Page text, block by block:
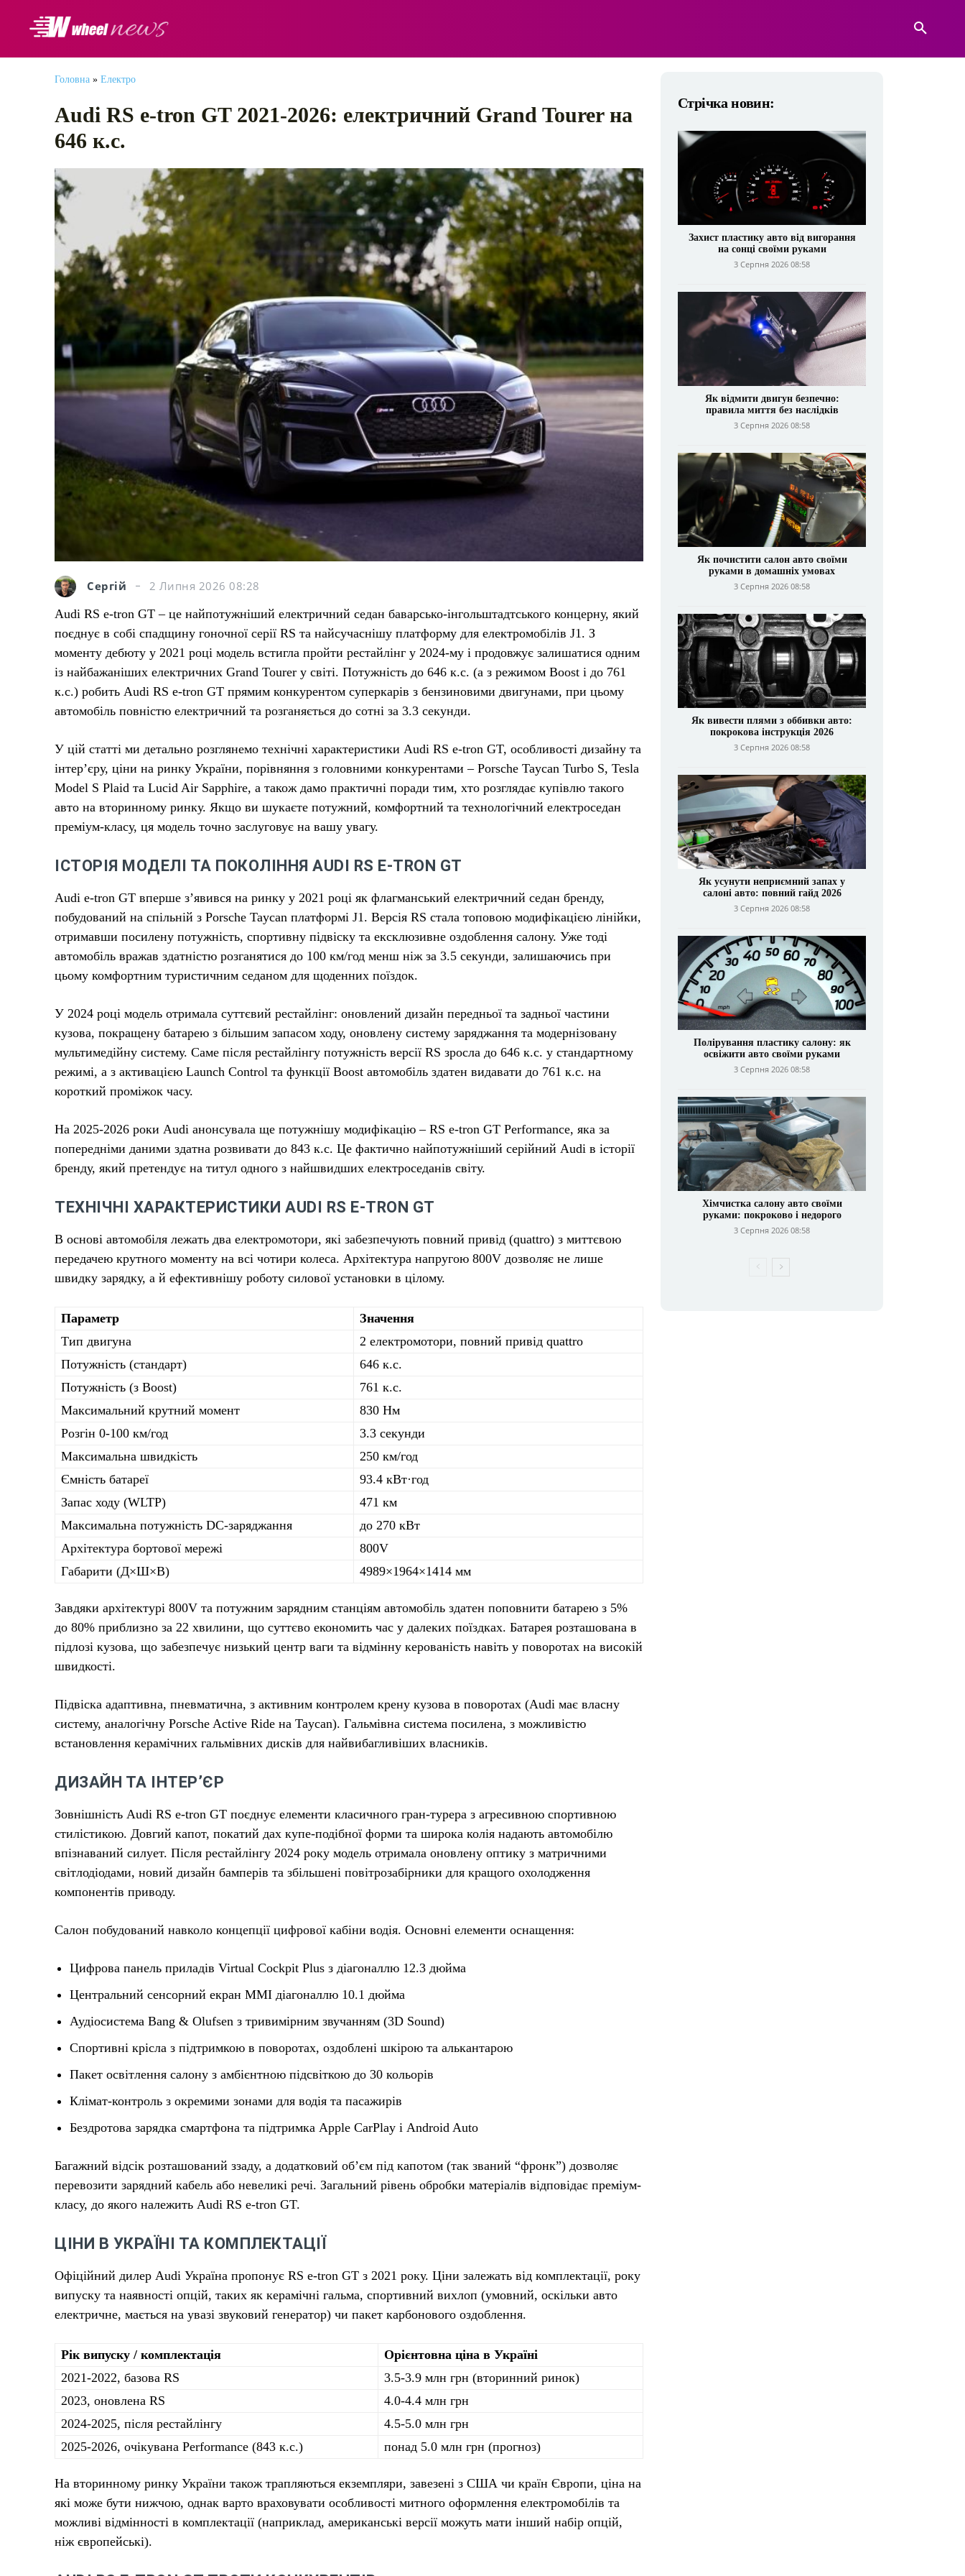
Головна » Електро
Audi RS e-tron GT 2021-2026: електричний Grand Tourer на
646 к.с.
Сергій
2 Липня 2026 08:28
Audi RS e-tron GT – це найпотужніший електричний седан баварсько-інгольштадтського концерну, який
поєднує в собі спадщину гоночної серії RS та найсучаснішу платформу для електромобілів J1. З
моменту дебюту у 2021 році модель встигла пройти рестайлінг у 2024-му і продовжує залишатися одним
із найбажаніших електричних Grand Tourer у світі. Потужність до 646 к.с. (а з режимом Boost і до 761
к.с.) робить Audi RS e-tron GT прямим конкурентом суперкарів з бензиновими двигунами, при цьому
автомобіль повністю електричний та розганяється до сотні за 3.3 секунди.
У цій статті ми детально розглянемо технічні характеристики Audi RS e-tron GT, особливості дизайну та
інтер’єру, ціни на ринку України, порівняння з головними конкурентами – Porsche Taycan Turbo S, Tesla
Model S Plaid та Lucid Air Sapphire, а також дамо практичні поради тим, хто розглядає купівлю такого
авто на вторинному ринку. Якщо ви шукаєте потужний, комфортний та технологічний електроседан
преміум-класу, ця модель точно заслуговує на вашу увагу.
ІСТОРІЯ МОДЕЛІ ТА ПОКОЛІННЯ AUDI RS E-TRON GT
Audi e-tron GT вперше з’явився на ринку у 2021 році як флагманський електричний седан бренду,
побудований на спільній з Porsche Taycan платформі J1. Версія RS стала топовою модифікацією лінійки,
отримавши посилену потужність, спортивну підвіску та ексклюзивне оздоблення салону. Уже тоді
автомобіль вражав здатністю розганятися до 100 км/год менш ніж за 3.5 секунди, залишаючись при
цьому комфортним туристичним седаном для щоденних поїздок.
У 2024 році модель отримала суттєвий рестайлінг: оновлений дизайн передньої та задньої частини
кузова, покращену батарею з більшим запасом ходу, оновлену систему заряджання та модернізовану
мультимедійну систему. Саме після рестайлінгу потужність версії RS зросла до 646 к.с. у стандартному
режимі, а з активацією Launch Control та функції Boost автомобіль здатен видавати до 761 к.с. на
короткий проміжок часу.
На 2025-2026 роки Audi анонсувала ще потужнішу модифікацію – RS e-tron GT Performance, яка за
попередніми даними здатна розвивати до 843 к.с. Це фактично найпотужніший серійний Audi в історії
бренду, який претендує на титул одного з найшвидших електроседанів світу.
ТЕХНІЧНІ ХАРАКТЕРИСТИКИ AUDI RS E-TRON GT
В основі автомобіля лежать два електромотори, які забезпечують повний привід (quattro) з миттєвою
передачею крутного моменту на всі чотири колеса. Архітектура напругою 800V дозволяє не лише
швидку зарядку, а й ефективнішу роботу силової установки в цілому.
Параметр
Значення
Тип двигуна
2 електромотори, повний привід quattro
Потужність (стандарт)
646 к.с.
Потужність (з Boost)
761 к.с.
Максимальний крутний момент
830 Нм
Розгін 0-100 км/год
3.3 секунди
Максимальна швидкість
250 км/год
Ємність батареї
93.4 кВт·год
Запас ходу (WLTP)
471 км
Максимальна потужність DC-заряджання
до 270 кВт
Архітектура бортової мережі
800V
Габарити (Д×Ш×В)
4989×1964×1414 мм
Завдяки архітектурі 800V та потужним зарядним станціям автомобіль здатен поповнити батарею з 5%
до 80% приблизно за 22 хвилини, що суттєво економить час у далеких поїздках. Батарея розташована в
підлозі кузова, що забезпечує низький центр ваги та відмінну керованість навіть у поворотах на високій
швидкості.
Підвіска адаптивна, пневматична, з активним контролем крену кузова в поворотах (Audi має власну
систему, аналогічну Porsche Active Ride на Taycan). Гальмівна система посилена, з можливістю
встановлення керамічних гальмівних дисків для найвибагливіших власників.
ДИЗАЙН ТА ІНТЕР’ЄР
Зовнішність Audi RS e-tron GT поєднує елементи класичного гран-турера з агресивною спортивною
стилістикою. Довгий капот, покатий дах купе-подібної форми та широка колія надають автомобілю
впізнаваний силует. Після рестайлінгу 2024 року модель отримала оновлену оптику з матричними
світлодіодами, новий дизайн бамперів та збільшені повітрозабірники для кращого охолодження
компонентів приводу.
Салон побудований навколо концепції цифрової кабіни водія. Основні елементи оснащення:
Цифрова панель приладів Virtual Cockpit Plus з діагоналлю 12.3 дюйма
Центральний сенсорний екран MMI діагоналлю 10.1 дюйма
Аудіосистема Bang & Olufsen з тривимірним звучанням (3D Sound)
Спортивні крісла з підтримкою в поворотах, оздоблені шкірою та алькантарою
Пакет освітлення салону з амбієнтною підсвіткою до 30 кольорів
Клімат-контроль з окремими зонами для водія та пасажирів
Бездротова зарядка смартфона та підтримка Apple CarPlay і Android Auto
Багажний відсік розташований ззаду, а додатковий об’єм під капотом (так званий “фронк”) дозволяє
перевозити зарядний кабель або невеликі речі. Загальний рівень обробки матеріалів відповідає преміум-
класу, до якого належить Audi RS e-tron GT.
ЦІНИ В УКРАЇНІ ТА КОМПЛЕКТАЦІЇ
Офіційний дилер Audi Україна пропонує RS e-tron GT з 2021 року. Ціни залежать від комплектації, року
випуску та наявності опцій, таких як керамічні гальма, спортивний вихлоп (умовний, оскільки авто
електричне, мається на увазі звуковий генератор) чи пакет карбонового оздоблення.
Рік випуску / комплектація
Орієнтовна ціна в Україні
2021-2022, базова RS
3.5-3.9 млн грн (вторинний ринок)
2023, оновлена RS
4.0-4.4 млн грн
2024-2025, після рестайлінгу
4.5-5.0 млн грн
2025-2026, очікувана Performance (843 к.с.)
понад 5.0 млн грн (прогноз)
На вторинному ринку України також трапляються екземпляри, завезені з США чи країн Європи, ціна на
які може бути нижчою, однак варто враховувати особливості митного оформлення електромобілів та
можливі відмінності в комплектації (наприклад, американські версії можуть мати інший набір опцій,
ніж європейські).
Стрічка новин:
Захист пластику авто від вигорання
на сонці своїми руками
3 Серпня 2026 08:58
Як відмити двигун безпечно:
правила миття без наслідків
3 Серпня 2026 08:58
Як почистити салон авто своїми
руками в домашніх умовах
3 Серпня 2026 08:58
Як вивести плями з оббивки авто:
покрокова інструкція 2026
3 Серпня 2026 08:58
Як усунути неприємний запах у
салоні авто: повний гайд 2026
3 Серпня 2026 08:58
Полірування пластику салону: як
освіжити авто своїми руками
3 Серпня 2026 08:58
Хімчистка салону авто своїми
руками: покроково і недорого
3 Серпня 2026 08:58